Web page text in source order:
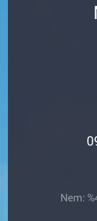
Nem: